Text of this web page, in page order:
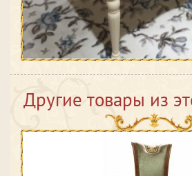
Другие товары из